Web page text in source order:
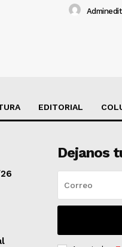
EDITORIAL
Dejanos